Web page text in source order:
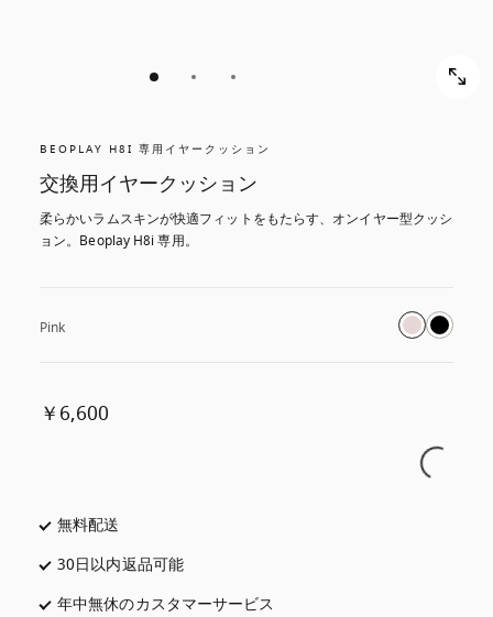
BEOPLAY H8I 専用イヤークッション
交換用イヤークッション
柔らかいラムスキンが快適フィットをもたらす、オンイヤー型クッシ
ョン。Beoplay H8i 専用。
Pink
￥6,600
無料配送
30日以内返品可能新しいタブに表示されます
年中無休のカスタマーサービス